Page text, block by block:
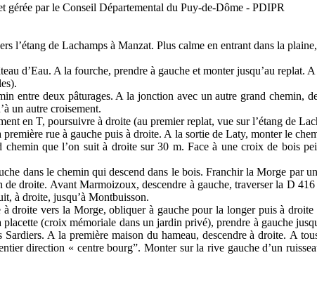
gérée par le Conseil Départemental du Puy-de-Dôme - PDIPR
l’étang de Lachamps à Manzat. Plus calme en entrant dans la
d’Eau. A la fourche, prendre à gauche etmonter jusqu’au replat.
entre deux pâturages. A la jonction avec unautre grand chemin,
’à un autre croisement.
en T, poursuivre à droite (au premierreplat, vue sur l’étang de
première rue à gauche puis à droite. A la sortie de Laty, monter le
chemin que l’on suit à droite sur 30 m.Face à une croix de bois
dans le chemin qui descend dans le bois. Franchir la Morge par
droite. Avant Marmoizoux, descendre à gauche, traverser la D
à droite, jusqu’à Montbuisson.
à droite vers la Morge, obliquer à gauche pourla longer puis à
placette (croix mémoriale dans un jardin privé),prendre à gauche
A la première maison du hameau, descendreà droite. A
direction « centre bourg”. Monter sur la rive gauche d’un